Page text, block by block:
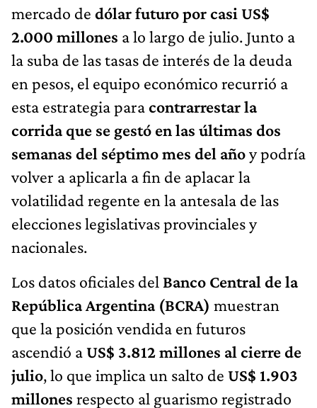
mercado de dólar futuro por casi US$
2.000 millones a lo largo de julio. Junto a
la suba de las tasas de interés de la deuda
en pesos, el equipo económico recurrió a
esta estrategia paracontrarrestar la
corrida que se gestó en las últimas dos
semanas del séptimo mes del añoy podría
volver a aplicarla a fin de aplacar la
volatilidad regente en la antesala de las
elecciones legislativas provinciales y
nacionales.
Los datos oficiales del Banco Central de la
República Argentina (BCRA) muestran
que la posición vendida en futuros
ascendió aUS$ 3.812 millones al cierre de
julio, lo que implica un salto de US$ 1.903
millones respecto al guarismo registrado